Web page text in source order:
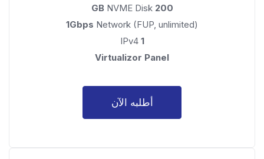
200 GB
NVME Disk
1Gbps Network (FUP, unlimited)
1
IPv4
Virtualizor Panel
أطلبه الآن